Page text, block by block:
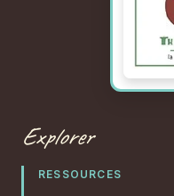
Explorer
RESSOURCES